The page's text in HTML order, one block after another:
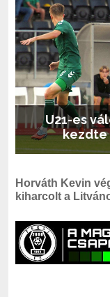
U21-es
kezdte
Horváth Kevin
kiharcolt a